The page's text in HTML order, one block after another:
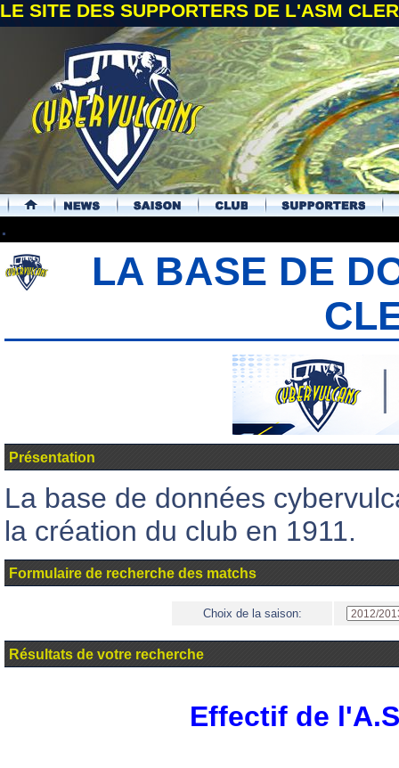
LE SITE DES SUPPORTERS DE L'ASM
.
LA BASE DE
Présentation
La base de données
la création du club en 1911.
Formulaire de recherche des matchs
Choix de la saison:
Résultats de votre recherche
Effectif de